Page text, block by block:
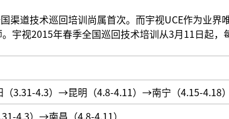
道技术巡回培训尚属首次。而宇视UCE作为业界
宇视2015年春季全国巡回技术培训从3月11日起，
3.31-4.3）→昆明（4.8-4.11）→南宁（4.15-4.18）
4.3）→南昌（4.8-4.11）